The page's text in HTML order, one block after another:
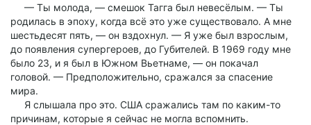
— Ты молода, — смешок Тагга был невесёлым. — Ты
родилась в эпоху, когда всё это уже существовало. А мне
шестьдесят пять, — он вздохнул. — Я уже был взрослым,
до появления супергероев, до Губителей. В 1969 году мне
было 23, и я был в Южном Вьетнаме, — он покачал
головой. — Предположительно, сражался за спасение
мира.
Я слышала про это. США сражались там по каким-то
причинам, которые я сейчас не могла вспомнить.